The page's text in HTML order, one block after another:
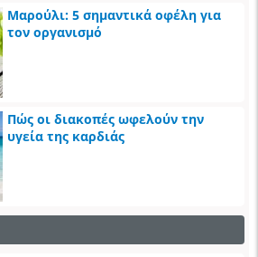
Μαρούλι: 5 σημαντικά οφέλη για
τον οργανισμό
Πώς οι διακοπές ωφελούν την
υγεία της καρδιάς